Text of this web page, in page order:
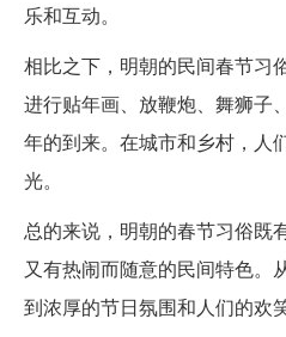
乐和互动。
相比之下，明朝的民间春节习
进行贴年画、放鞭炮、舞狮子
年的到来。在城市和乡村，人
光。
总的来说，明朝的春节习俗既
又有热闹而随意的民间特色。
到浓厚的节日氛围和人们的欢笑